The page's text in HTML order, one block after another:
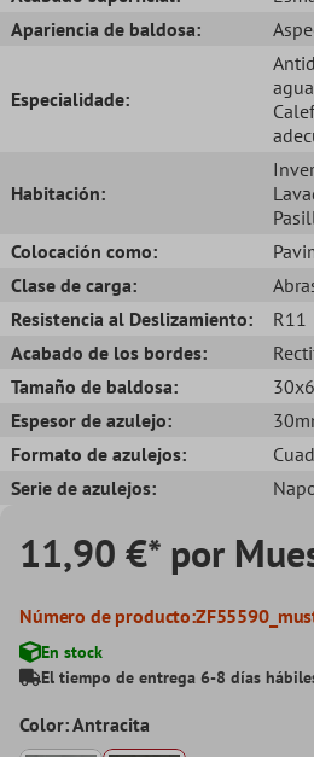
Apariencia de baldosa:
Especialidade:
agua
Habitación:
Colocación como:
Clase de carga:
Resistencia al Deslizamiento:
R11
Acabado de los bordes:
Tamaño de baldosa:
Espesor de azulejo:
Formato de azulejos:
Serie de azulejos:
11,90 €* por
Número de producto:
En stock
El tiempo de entrega 6-8 días
Color: Antracita